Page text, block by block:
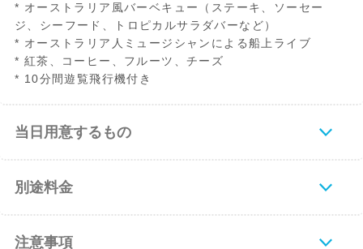
* オーストラリア風バーベキュー（ステーキ、ソーセー
ジ、シーフード、トロピカルサラダバーなど）
* オーストラリア人ミュージシャンによる船上ライブ
* 紅茶、コーヒー、フルーツ、チーズ
* 10分間遊覧飛行機付き
当日用意するもの
別途料金
注意事項